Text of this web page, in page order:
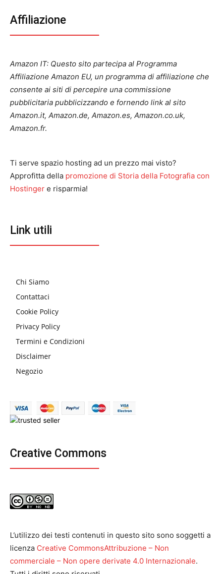
Affiliazione
Amazon IT: Questo sito partecipa al Programma
Affiliazione Amazon EU, un programma di affiliazione che
consente ai siti di percepire una commissione
pubblicitaria pubblicizzando e fornendo link al sito
Amazon.it, Amazon.de, Amazon.es, Amazon.co.uk,
Amazon.fr.
Ti serve spazio hosting ad un prezzo mai visto?
Approfitta della promozione di Storia della Fotografia con
Hostinger e risparmia!
Link utili
Chi Siamo
Contattaci
Cookie Policy
Privacy Policy
Termini e Condizioni
Disclaimer
Negozio
Creative Commons
L’utilizzo dei testi contenuti in questo sito sono soggetti a
licenza Creative CommonsAttribuzione – Non
commerciale – Non opere derivate 4.0 Internazionale.